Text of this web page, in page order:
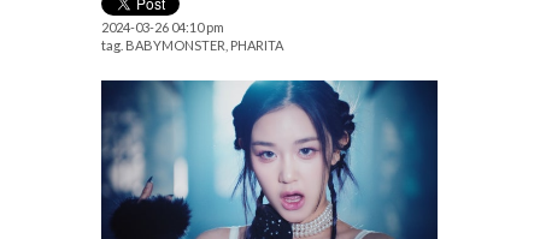
2024-03-26 04:10 pm
tag. BABYMONSTER PHARITA